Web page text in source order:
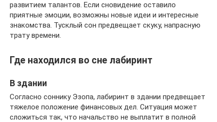
развитием талантов. Если сновидение оставило
приятные эмоции, возможны новые идеи и интересные
знакомства. Тусклый сон предвещает скуку, напрасную
трату времени.
Где находился во сне лабиринт
В здании
Согласно соннику Эзопа, лабиринт в здании предвещает
тяжелое положение финансовых дел. Ситуация может
сложиться так, что начальство не выплатит в полной